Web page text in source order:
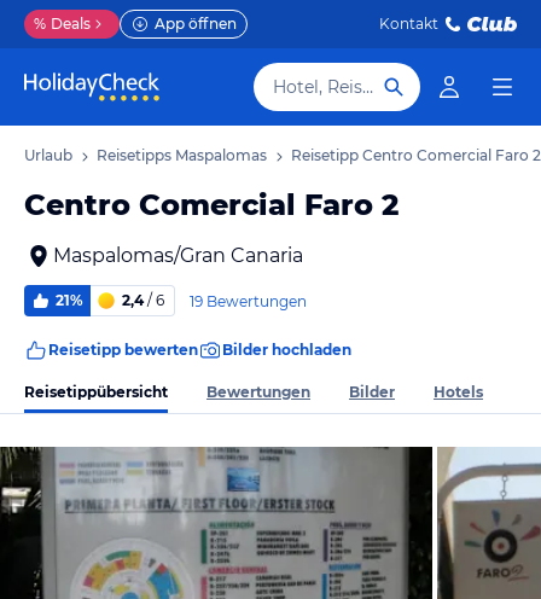
% Deals App öffnen Kontakt
Hotel, Reiseziel
Urlaub Reisetipps Maspalomas Reisetipp Centro Comercial Faro 2
Centro Comercial Faro 2
Maspalomas/Gran Canaria
21% 2,4/ 6 19 Bewertungen
Reisetipp bewerten Bilder hochladen
Reisetippübersicht Bewertungen Bilder Hotels